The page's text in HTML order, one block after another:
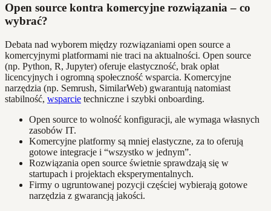
Open source kontra komercyjne rozwiązania – co
wybrać?
Debata nad wyborem między rozwiązaniami open source a
komercyjnymi platformami nie traci na aktualności. Open source
(np. Python, R, Jupyter) oferuje elastyczność, brak opłat
licencyjnych i ogromną społeczność wsparcia. Komercyjne
narzędzia (np. Semrush, SimilarWeb) gwarantują natomiast
stabilność, wsparcie techniczne i szybki onboarding.
Open source to wolność konfiguracji, ale wymaga własnych
zasobów IT.
Komercyjne platformy są mniej elastyczne, za to oferują
gotowe integracje i “wszystko w jednym”.
Rozwiązania open source świetnie sprawdzają się w
startupach i projektach eksperymentalnych.
Firmy o ugruntowanej pozycji częściej wybierają gotowe
narzędzia z gwarancją jakości.